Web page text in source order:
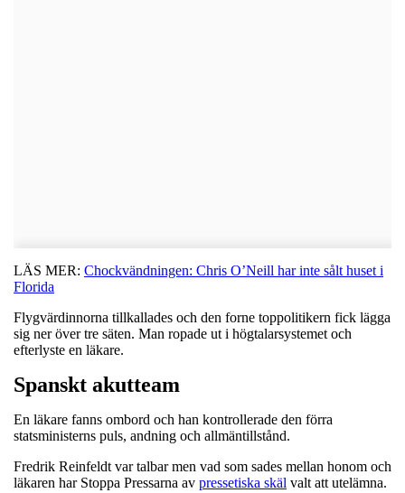
LÄS MER: Chockvändningen: Chris O’Neill har inte sålt huset i
Florida
Flygvärdinnorna tillkallades och den forne toppolitikern fick lägga
sig ner över tre säten. Man ropade ut i högtalarsystemet och
efterlyste en läkare.
Spanskt akutteam
En läkare fanns ombord och han kontrollerade den förra
statsministerns puls, andning och allmäntillstånd.
Fredrik Reinfeldt var talbar men vad som sades mellan honom och
läkaren har Stoppa Pressarna av pressetiska skäl valt att utelämna.